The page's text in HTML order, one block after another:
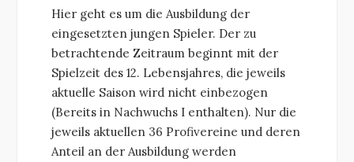
Hier geht es um die Ausbildung der
eingesetzten jungen Spieler. Der zu
betrachtende Zeitraum beginnt mit der
Spielzeit des 12. Lebensjahres, die jeweils
aktuelle Saison wird nicht einbezogen
(Bereits in Nachwuchs I enthalten). Nur die
jeweils aktuellen 36 Profivereine und deren
Anteil an der Ausbildung werden